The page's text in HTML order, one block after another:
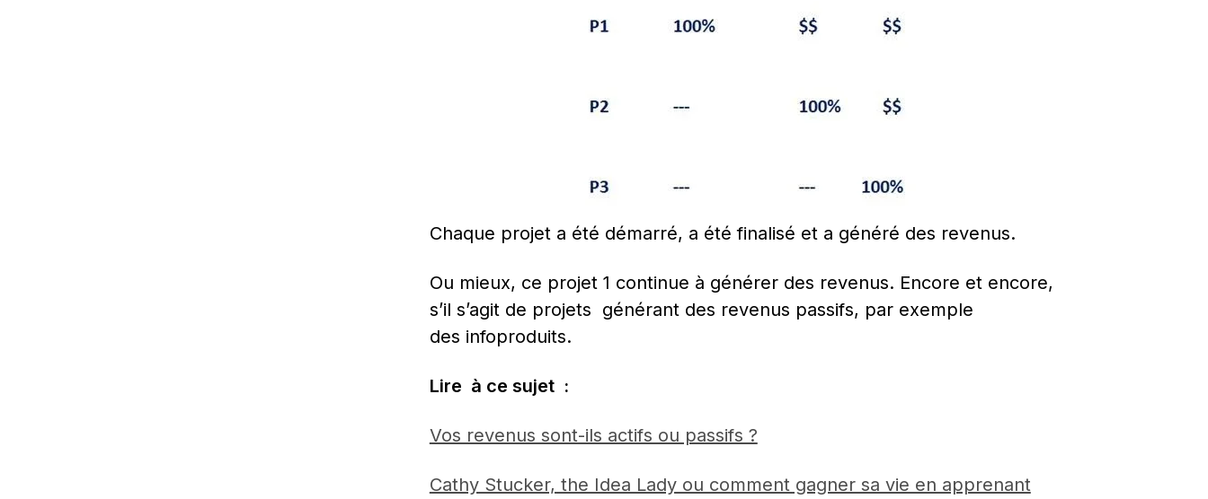
Chaque projet a été démarré, a été finalisé et a généré des revenus.
Ou mieux, ce projet 1 continue à générer des revenus. Encore et encore,
s’il s’agit de projets  générant des revenus passifs, par exemple
des infoproduits.
Lire  à ce sujet  :
Vos revenus sont-ils actifs ou passifs ?
Cathy Stucker, the Idea Lady ou comment gagner sa vie en apprenant